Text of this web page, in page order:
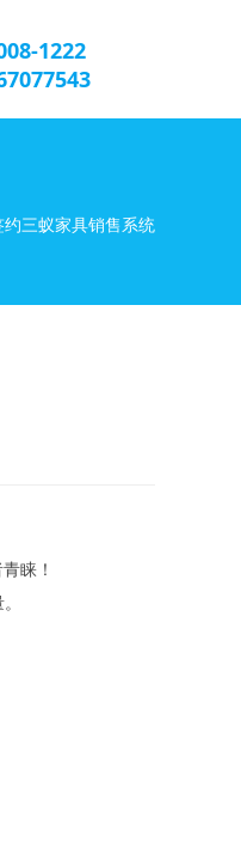
1222
三蚁家具销售系统
睐！